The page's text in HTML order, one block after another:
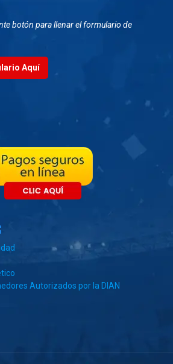
botón para llenar el formulario de
Aquí
Autorizados por la DIAN